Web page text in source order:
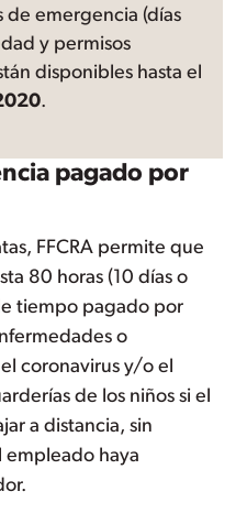
de emergencia (días
y permisos
disponibles hasta el
.
pagado por
FFCRA permite que
80 horas (10 días o
tiempo pagado por
o
coronavirus y/o el
de los niños si el
a distancia, sin
haya